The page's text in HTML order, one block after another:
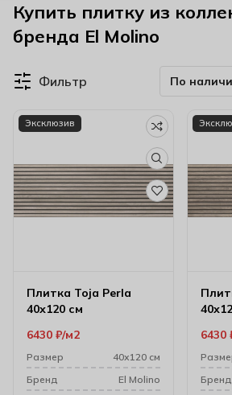
Купить плитку из
бренда El Molino
Фильтр
Эксклюзив
Плитка Toja Perla
40х120 см
6430 ₽ м2
Размер
40х120 см
Бренд
El Molino
6430
Бренд